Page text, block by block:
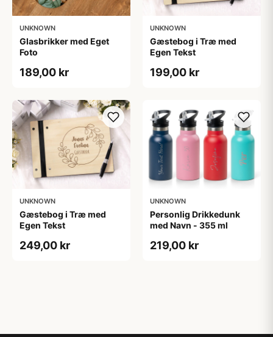
UNKNOWN
Glasbrikker med Eget
Foto
189,00 kr
UNKNOWN
Gæstebog i Træ med
Egen Tekst
199,00 kr
UNKNOWN
Gæstebog i Træ med
Egen Tekst
249,00 kr
UNKNOWN
Personlig Drikkedunk
med Navn - 355 ml
219,00 kr